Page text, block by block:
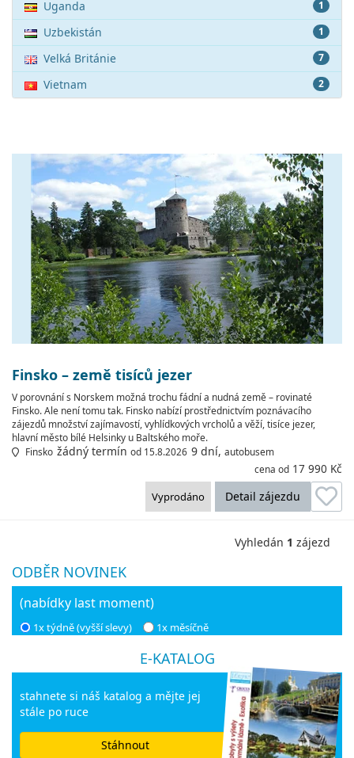
1
Uganda
1
Uzbekistán
7
Velká Británie
2
Vietnam
Finsko – země tisíců jezer
V porovnání s Norskem možná trochu fádní a nudná země – rovinaté
Finsko. Ale není tomu tak. Finsko nabízí prostřednictvím poznávacího
zájezdů množství zajímavostí, vyhlídkových vrcholů a věží, tisíce jezer,
hlavní město bílé Helsinky u Baltského moře.
Finsko žádný termín od 15.8.2026 9 dní, autobusem
cena od 17 990 Kč
Detail zájezdu
Vyprodáno
Vyhledán 1 zájezd
ODBĚR NOVINEK
(nabídky last moment)
1x týdně (vyšší slevy) 1x měsíčně
E-KATALOG
stahnete si náš katalog a mějte jej
stále po ruce
Stáhnout